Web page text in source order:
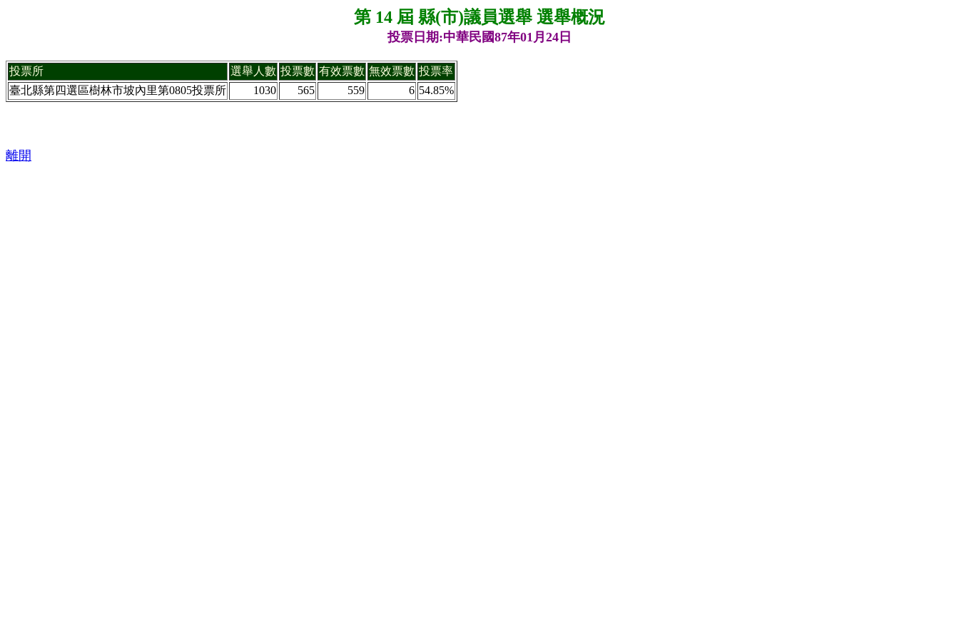
第 14 屆 縣(市)議員選舉 選舉概況
投票日期:中華民國87年01月24日
投票所 選舉人數 投票數 有效票數 無效票數 投票率
臺北縣第四選區樹林市坡內里第0805投票所
1030 565 559 6 54.85%
離開